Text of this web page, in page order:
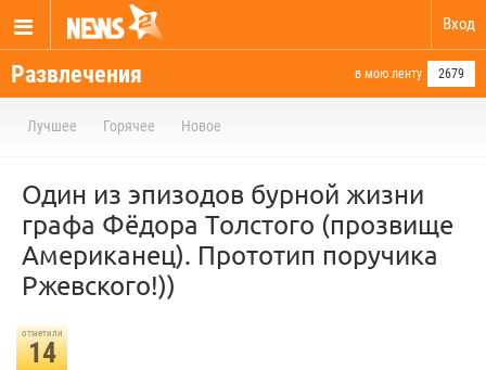
Вход
Развлечения в мою ленту 2679
Лучшее Горячее Новое
Один из эпизодов бурной жизни
графа Фёдора Толстого (прозвище
Американец). Прототип поручика
Ржевского!))
отметили
14